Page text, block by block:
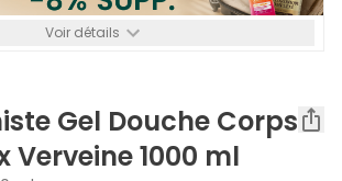
Voir détails
Gel Douche Corps
Verveine 1000 ml